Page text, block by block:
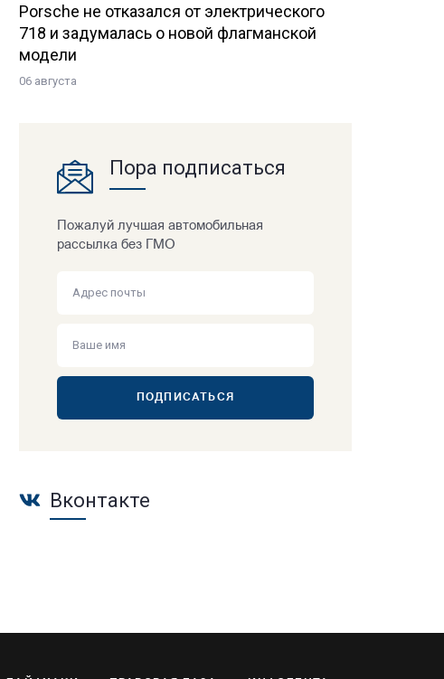
Porsche не отказался от электрического
718 и задумалась о новой флагманской
модели
06 августа
Пора подписаться
Пожалуй лучшая автомобильная
рассылка без ГМО
ПОДПИСАТЬСЯ
Вконтакте